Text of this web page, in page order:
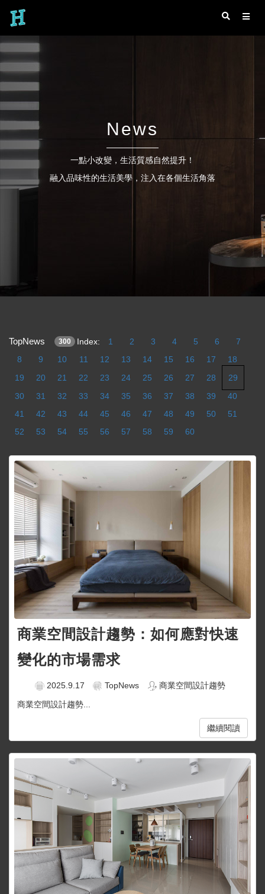
News
一點小改變，生活質感自然提升！
融入品味性的生活美學，注入在各個生活角落
TopNews 300 Index: 1 2 3 4 5 6
7
8
9 10 11 12 13 14 15 16 17
18
19
20 21 22 23 24 25 26 27 28
29
30
31 32 33 34 35 36 37 38 39
40
41
42 43 44 45 46 47 48 49 50
51
52
53 54 55 56 57 58 59 60
商業空間設計趨勢：如何應對快速
變化的市場需求
2025.9.17 TopNews
商業空間設計趨勢
商業空間設計趨勢...
繼續閱讀